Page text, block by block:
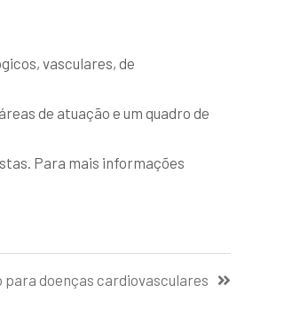
vasculares, de
de atuação e um quadro de
Para mais informações
para doenças cardiovasculares